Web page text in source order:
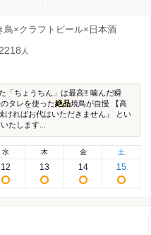
鳥×クラフトビール×日本酒
人
「ちょうちん」は最高‼️ 噛んだ瞬
タレを使った絶品焼鳥が自慢 【高
ければお代はいただきません』 とい
たします...
水
12
木
13
金
14
土
15